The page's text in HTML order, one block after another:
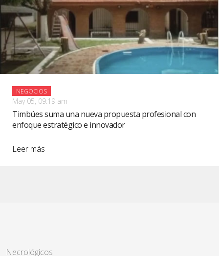
NEGOCIOS
May 05, 09:19 am
Timbúes suma una nueva propuesta profesional con
enfoque estratégico e innovador
Leer más
Necrológicos